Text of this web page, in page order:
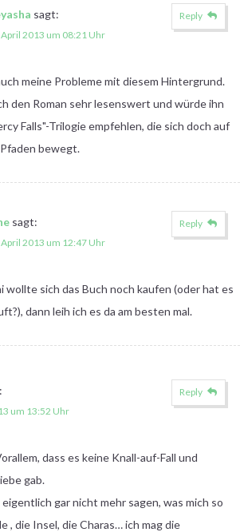
sagt:
2013 um 08:21 Uhr
meine Probleme mit diesem Hintergrund.
den Roman sehr lesenswert und würde ihn
Falls"-Trilogie empfehlen, die sich doch auf
bewegt.
Reply
sagt:
2013 um 12:47 Uhr
wollte sich das Buch noch kaufen (oder hat es
dann leih ich es da am besten mal.
Reply
um 13:52 Uhr
dass es keine Knall-auf-Fall und
gab.
gar nicht mehr sagen, was mich so
, die Insel, die Charas… ich mag die
Reply